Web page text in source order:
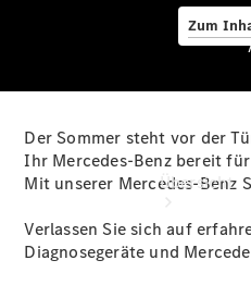
Zum
Anbieter
Übersicht
Der Sommer steht vor der
Ihr Mercedes-Benz bereit
Mit unserer Mercedes-Benz
Verlassen Sie sich auf
Diagnosegeräte und